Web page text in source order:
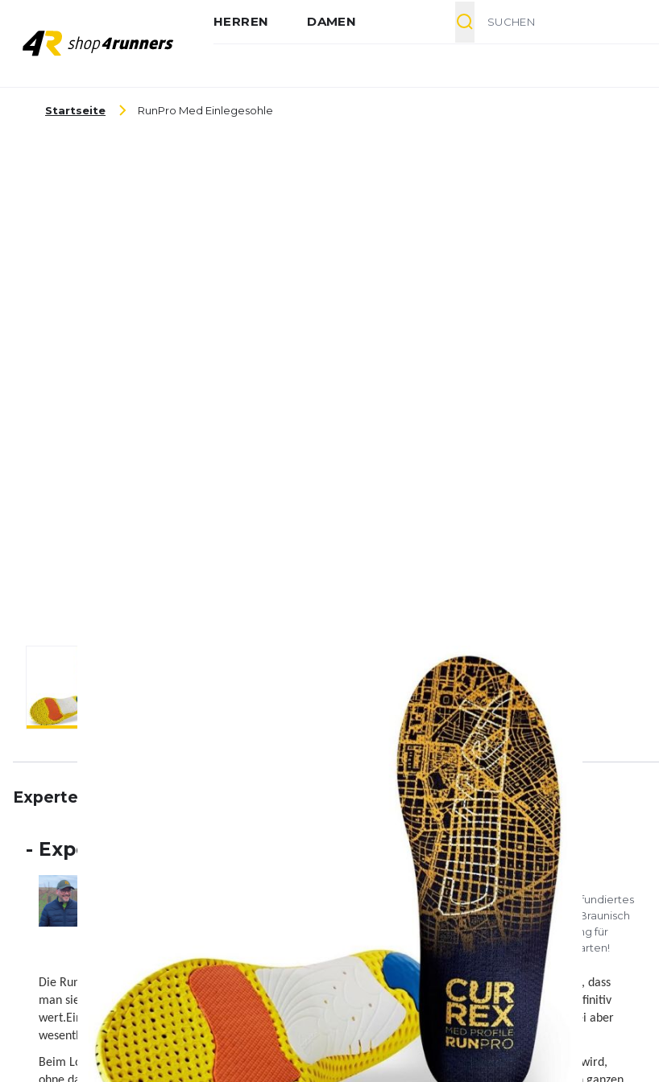
HERREN DAMEN
Startseite RunPro Med Einlegesohle
Expertenmeinung Bewertungen
- Expertenmeinung
Manfred Braunisch – Dein Experte für Laufschuhe & Ausrüstung bei shop4runners! Entdecke fundiertes
Know‑how rund um Schuhtechnologie, Materialwahl und sinnvolle Laufausrüstung. Manfred Braunisch
analysiert neueste Innovationen, vergleicht Modelle und hilft dir, perfekt passende Ausrüstung für
deine Trainingsziele zu finden. Jetzt informieren und mit dem optimalen Equipment durchstarten!
Die RunPro kann auf allen Ebenen überzeugen. Sei es bei Sport als auch im privaten Bereich.So bequem, dass
man sie kaum spürt und einem wirklich sehr guten Support für die Füße ist sie den Anschaffungspreis definitiv
wert.Ein hochwertiges Produkt, dass wirklich recht nah an eine orthopädische Einlage heranreicht, dabei aber
wesentlich bequemer ist und einen unauffällig begleitet.
Beim Loslaufen fühlt sich das Ganze dann aber schon sehr anders an. Man merkt, dass der Fuß gestützt wird,